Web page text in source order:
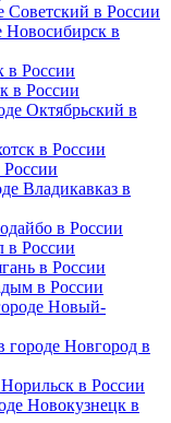
Советский в России
Новосибирск в
в России
в России
Октябрьский в
в России
Владикавказ в
в России
в России
в России
в России
Новый-
Новгород в
в России
Новокузнецк в